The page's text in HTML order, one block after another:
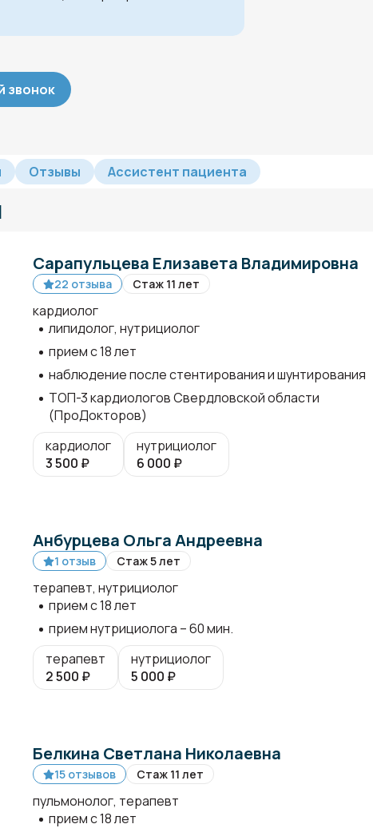
звонок
Отзывы Ассистент пациента
Сарапульцева Елизавета Владимировна
22 отзыва Стаж 11 лет
кардиолог
липидолог, нутрициолог
прием с 18 лет
наблюдение после стентирования и шунтирования
ТОП-3 кардиологов Свердловской области
(ПроДокторов)
кардиолог
3 500 ₽
нутрициолог
6 000 ₽
Анбурцева Ольга Андреевна
1 отзыв Стаж 5 лет
терапевт, нутрициолог
прием с 18 лет
прием нутрициолога – 60 мин.
терапевт
2 500 ₽
нутрициолог
5 000 ₽
Белкина Светлана Николаевна
15 отзывов Стаж 11 лет
пульмонолог, терапевт
прием с 18 лет